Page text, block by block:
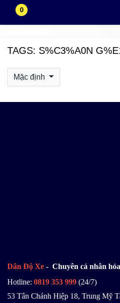
0
TAGS: S%C3%A0N
Mặc định
Dân Độ Xe - Chuyên cá nhân
Hotline: 0819 353 999 (24/7)
53 Tân Chánh Hiệp 18, Trung Mỹ